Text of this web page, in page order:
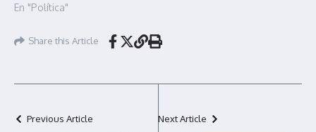
En "Política"
Share this Article
Previous Article Next Article